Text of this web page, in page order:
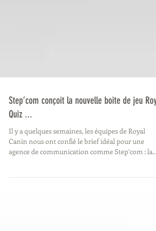
Step’com conçoit la nouvelle boite de jeu
Quiz ...
Il y a quelques semaines, les équipes de Royal
Canin nous ont confié le brief idéal pour une